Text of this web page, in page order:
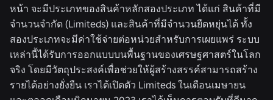
หน้า จะมีประเภทของสินค้าหลักสองประเภท ได้แก่ สินค้าที่มี
จำนวนจำกัด (Limiteds) และสินค้าที่มีจำนวนยืดหยุ่นได้ ทั้ง
สองประเภทจะมีค่าใช้จ่ายต่อหน่วยสำหรับการเผยแพร่ ระบบ
เหล่านี้ได้รับการออกแบบบนพื้นฐานของเศรษฐศาสตร์ในโลก
จริง โดยมีวัตถุประสงค์เพื่อช่วยให้ผู้สร้างสรรค์สามารถสร้าง
รายได้อย่างยั่งยืน เราได้เปิดตัว Limiteds ในเดือนเมษายน